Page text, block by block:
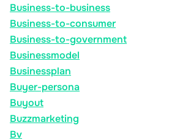
Business-to-business
Business-to-consumer
Business-to-government
Businessmodel
Businessplan
Buyer-persona
Buyout
Buzzmarketing
Bv